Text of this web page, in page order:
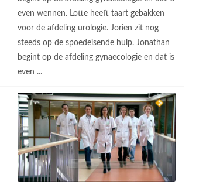
even wennen. Lotte heeft taart gebakken
voor de afdeling urologie. Jorien zit nog
steeds op de spoedeisende hulp. Jonathan
begint op de afdeling gynaecologie en dat is
even ...